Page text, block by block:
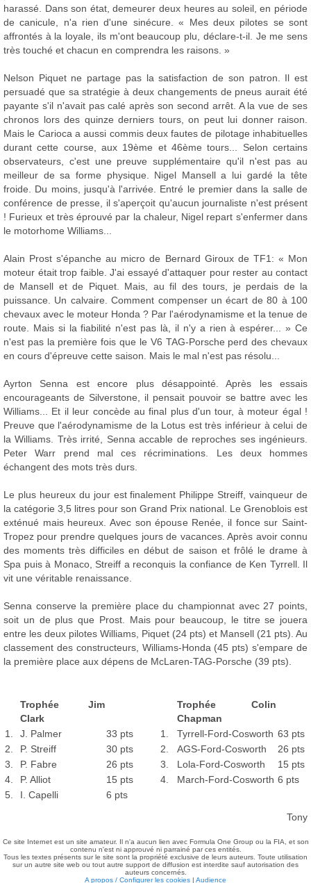
harassé. Dans son état, demeurer deux heures au soleil, en période
de canicule, n'a rien d'une sinécure. « Mes deux pilotes se sont
affrontés à la loyale, ils m'ont beaucoup plu, déclare-t-il. Je me sens
très touché et chacun en comprendra les raisons. »
Nelson Piquet ne partage pas la satisfaction de son patron. Il est
persuadé que sa stratégie à deux changements de pneus aurait été
payante s'il n'avait pas calé après son second arrêt. A la vue de ses
chronos lors des quinze derniers tours, on peut lui donner raison.
Mais le Carioca a aussi commis deux fautes de pilotage inhabituelles
durant cette course, aux 19ème et 46ème tours... Selon certains
observateurs, c'est une preuve supplémentaire qu'il n'est pas au
meilleur de sa forme physique. Nigel Mansell a lui gardé la tête
froide. Du moins, jusqu'à l'arrivée. Entré le premier dans la salle de
conférence de presse, il s'aperçoit qu'aucun journaliste n'est présent
! Furieux et très éprouvé par la chaleur, Nigel repart s'enfermer dans
le motorhome Williams...
Alain Prost s'épanche au micro de Bernard Giroux de TF1: « Mon
moteur était trop faible. J'ai essayé d'attaquer pour rester au contact
de Mansell et de Piquet. Mais, au fil des tours, je perdais de la
puissance. Un calvaire. Comment compenser un écart de 80 à 100
chevaux avec le moteur Honda ? Par l'aérodynamisme et la tenue de
route. Mais si la fiabilité n'est pas là, il n'y a rien à espérer... » Ce
n'est pas la première fois que le V6 TAG-Porsche perd des chevaux
en cours d'épreuve cette saison. Mais le mal n'est pas résolu...
Ayrton Senna est encore plus désappointé. Après les essais
encourageants de Silverstone, il pensait pouvoir se battre avec les
Williams... Et il leur concède au final plus d'un tour, à moteur égal !
Preuve que l'aérodynamisme de la Lotus est très inférieur à celui de
la Williams. Très irrité, Senna accable de reproches ses ingénieurs.
Peter Warr prend mal ces récriminations. Les deux hommes
échangent des mots très durs.
Le plus heureux du jour est finalement Philippe Streiff, vainqueur de
la catégorie 3,5 litres pour son Grand Prix national. Le Grenoblois est
exténué mais heureux. Avec son épouse Renée, il fonce sur Saint-
Tropez pour prendre quelques jours de vacances. Après avoir connu
des moments très difficiles en début de saison et frôlé le drame à
Spa puis à Monaco, Streiff a reconquis la confiance de Ken Tyrrell. Il
vit une véritable renaissance.
Senna conserve la première place du championnat avec 27 points,
soit un de plus que Prost. Mais pour beaucoup, le titre se jouera
entre les deux pilotes Williams, Piquet (24 pts) et Mansell (21 pts). Au
classement des constructeurs, Williams-Honda (45 pts) s'empare de
la première place aux dépens de McLaren-TAG-Porsche (39 pts).
Trophée Jim
Clark
Trophée Colin
Chapman
1.
J. Palmer 33 pts 1. Tyrrell-Ford-Cosworth 63 pts
2.
P. Streiff 30 pts 2. AGS-Ford-Cosworth
26 pts
3.
P. Fabre 26 pts 3. Lola-Ford-Cosworth
15 pts
4.
P. Alliot 15 pts 4. March-Ford-Cosworth 6 pts
5.
I. Capelli
6 pts
Tony
Ce site Internet est un site amateur. Il n'a aucun lien avec Formula One Group ou la FIA, et son
contenu n'est ni approuvé ni parrainé par ces entités.
Tous les textes présents sur le site sont la propriété exclusive de leurs auteurs. Toute utilisation
sur un autre site web ou tout autre support de diffusion est interdite sauf autorisation des
auteurs concernés.
A propos / Configurer les cookies
Audience